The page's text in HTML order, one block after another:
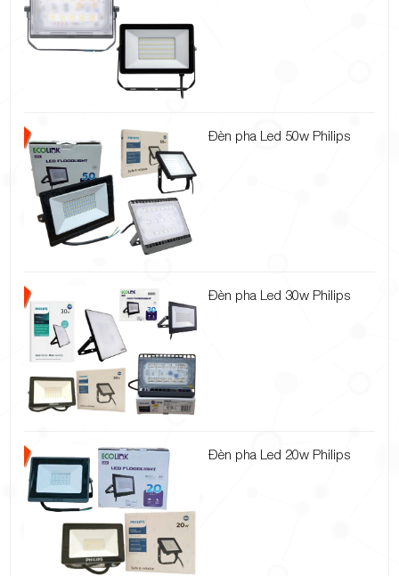
Đèn pha Led 50w Philips
Đèn pha Led 30w Philips
Đèn pha Led 20w Philips